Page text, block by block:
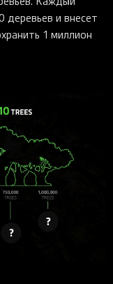
деревьев и внесет
1 миллион